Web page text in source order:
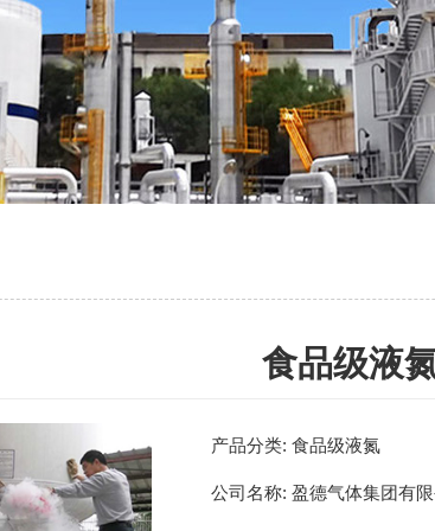
食品级液
产品分类: 食品级液氮
公司名称: 盈德气体集团有